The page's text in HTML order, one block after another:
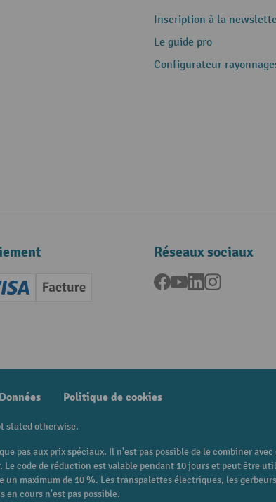
Inscription à la
Le guide pro
Configurateur
(Master)
Creditcard (Visa)
Facture
Réseaux sociaux
Facebook
YouTubeLinkedInInstagram
Politique de cookies
stated otherwise.
pas aux prix spéciaux. Il n'est pas possible de le combiner
code de réduction est valable pendant 10 jours et peut être
un maximum de 10 %. Les transpalettes électriques, les
en cours n'est pas possible.